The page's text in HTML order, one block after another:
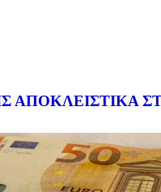
ΑΠΟΚΛΕΙΣΤΙΚΑ